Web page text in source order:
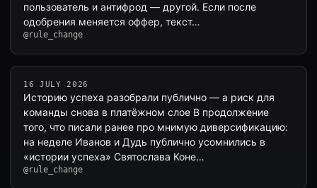
пользователь и антифрод — другой. Если после
одобрения меняется оффер, текст…
@rule_change
16 JULY 2026
Историю успеха разобрали публично — а риск для
команды снова в платёжном слое В продолжение
того, что писали ранее про мнимую диверсификацию:
на неделе Иванов и Дудь публично усомнились в
«истории успеха» Святослава Коне…
@rule_change